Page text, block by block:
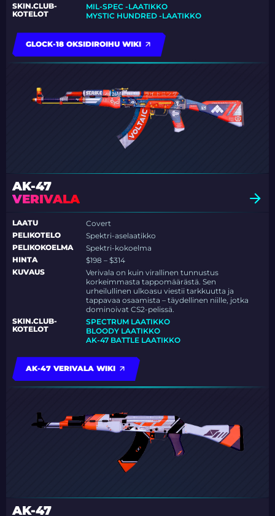
SKIN.CLUB-
KOTELOT
MIL-SPEC -LAATIKKO
MYSTIC HUNDRED -LAATIKKO
GLOCK-18 OKSIDIROIHU WIKI
AK-47
VERIVALA
LAATU
Covert
PELIKOTELO
Spektri-aselaatikko
PELIKOKOELMA
Spektri-kokoelma
HINTA
$198 – $314
KUVAUS
Verivala on kuin virallinen tunnustus
korkeimmasta tappomäärästä. Sen
urheilullinen ulkoasu viestii tarkkuutta ja
tappavaa osaamista – täydellinen niille, jotka
dominoivat CS2-pelissä.
SKIN.CLUB-
KOTELOT
SPECTRUM LAATIKKO
BLOODY LAATIKKO
AK-47 BATTLE LAATIKKO
AK-47 VERIVALA WIKI
AK-47